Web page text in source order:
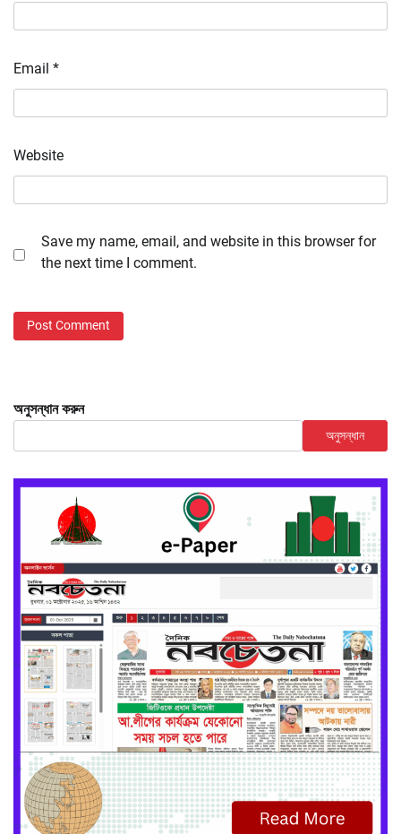
Email *
Website
Save my name, email, and website in this browser for
the next time I comment.
অনুসন্ধান করুন
অনুসন্ধান